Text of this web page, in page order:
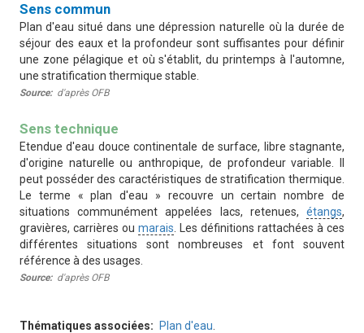
Sens commun
Plan d'eau situé dans une dépression naturelle où la durée de
séjour des eaux et la profondeur sont suffisantes pour définir
une zone pélagique et où s'établit, du printemps à l'automne,
une stratification thermique stable.
Source d'après OFB
Sens technique
Etendue d'eau douce continentale de surface, libre stagnante,
d'origine naturelle ou anthropique, de profondeur variable. Il
peut posséder des caractéristiques de stratification thermique.
Le terme « plan d'eau » recouvre un certain nombre de
situations communément appelées lacs, retenues,étangs,
gravières, carrières ou marais . Les définitions rattachées à ces
différentes situations sont nombreuses et font souvent
référence à des usages.
Source d'après OFB
Thématiques associées Plan d'eau